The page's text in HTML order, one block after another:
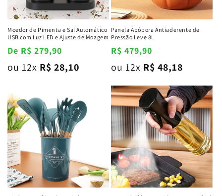
Moedor de Pimenta e Sal Automático
USB com Luz LED e Ajuste de Moagem
Preço
normal
De R$ 279,90
ou 12x R$ 28,10
Panela Abóbora Antiaderente de
Pressão Leve 8L
Preço
normal
R$ 479,90
ou 12x R$ 48,18